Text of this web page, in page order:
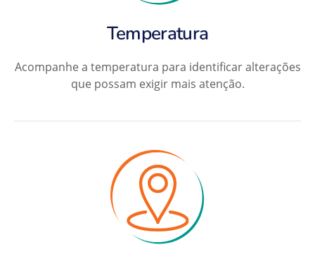
Temperatura
Acompanhe a temperatura para identificar alterações
que possam exigir mais atenção.